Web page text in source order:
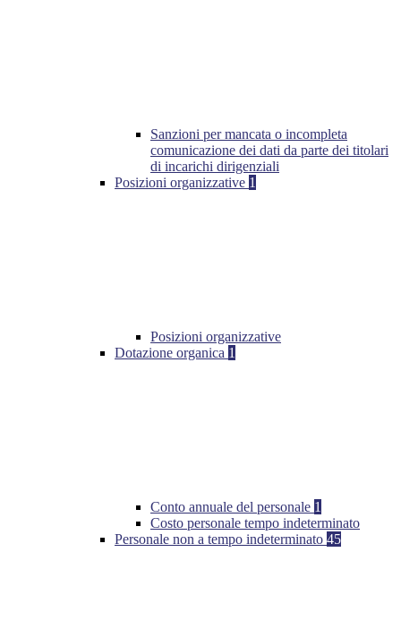
Sanzioni per mancata o incompleta
comunicazione dei dati da parte dei titolari
di incarichi dirigenziali
Posizioni organizzative 1
Posizioni organizzative
Dotazione organica 1
Conto annuale del personale 1
Costo personale tempo indeterminato
Personale non a tempo indeterminato 45